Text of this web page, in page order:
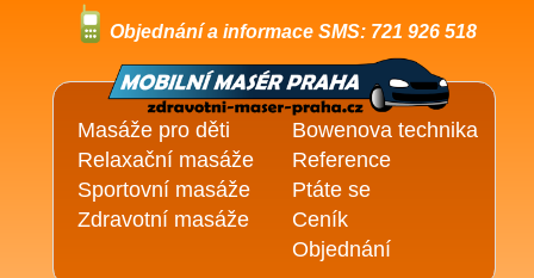
Masáže pro děti
Relaxační masáže
Sportovní masáže
Zdravotní masáže
Bowenova technika
Reference
Ptáte se
Ceník
Objednání
Objednání a informace SMS: 721 926 518